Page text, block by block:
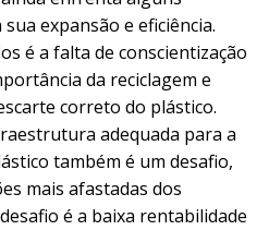
expansão e eficiência.
é a falta de conscientização
da reciclagem e
correto do plástico.
adequada para a
também é um desafio,
mais afastadas dos
é a baixa rentabilidade